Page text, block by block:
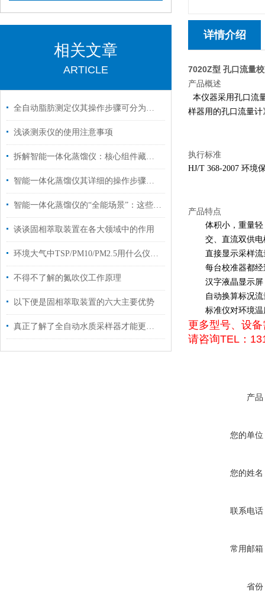
相关文章
ARTICLE
全自动脂肪测定仪其操作步骤可分为以下五个核心阶段
浅谈测汞仪的使用注意事项
拆解智能一体化蒸馏仪：核心组件藏着哪些“高效密码”？
智能一体化蒸馏仪其详细的操作步骤如下
智能一体化蒸馏仪的“全能场景”：这些关键领域，它早已成为标配
谈谈固相萃取装置在各大领域中的作用
环境大气中TSP/PM10/PM2.5用什么仪器收集？
不得不了解的氮吹仪工作原理
以下便是固相萃取装置的六大主要优势
真正了解了全自动水质采样器才能更好的操作它
详情介绍
7020Z型 孔口流量
产品概述
本仪器采用孔口流
样器用的孔口流量
执行标准
HJ/T 368-2007 环境
产品特点
体积小，重量
交、直流双供
直接显示采样
每台校准器都
汉字液晶显示
自动换算标况
标准仪对环境
更多型号、设
请咨询TEL：
产品
您的单位
您的姓名
联系电话
常用邮箱
省份